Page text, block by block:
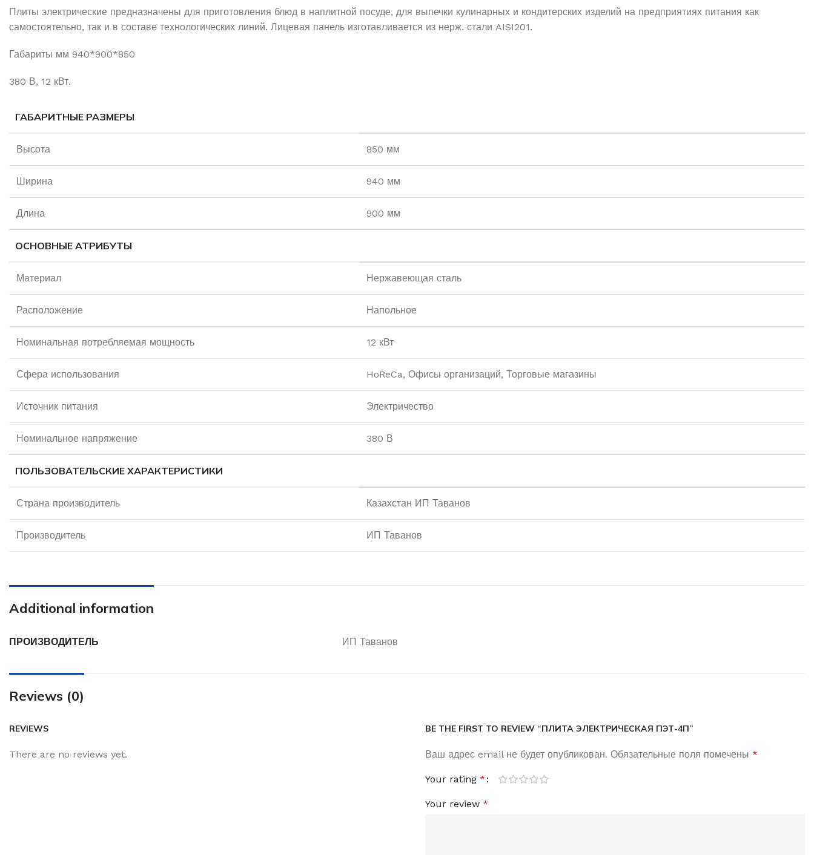
Плиты электрические предназначены для приготовления блюд в наплитной посуде, для выпечки кулинарных и кондитерских изделий на предприятиях питания как
самостоятельно, так и в составе технологических линий. Лицевая панель изготавливается из нерж. стали AISI201.
Габариты мм 940*900*850
380 В, 12 кВт.
ГАБАРИТНЫЕ РАЗМЕРЫ
Высота 850 мм
Ширина 940 мм
Длина 900 мм
ОСНОВНЫЕ АТРИБУТЫ
Материал Нержавеющая сталь
Расположение Напольное
Номинальная потребляемая мощность 12 кВт
Сфера использования HoReCa, Офисы организаций, Торговые магазины
Источник питания Электричество
Номинальное напряжение 380 В
ПОЛЬЗОВАТЕЛЬСКИЕ ХАРАКТЕРИСТИКИ
Страна производитель Казахстан ИП Таванов
Производитель ИП Таванов
Additional information
ПРОИЗВОДИТЕЛЬ ИП Таванов
Reviews (0)
REVIEWS
There are no reviews yet.
BE THE FIRST TO REVIEW “ПЛИТА ЭЛЕКТРИЧЕСКАЯ ПЭТ-4П”
Ваш адрес email не будет опубликован. Обязательные поля помечены *
Your rating *
Your review *